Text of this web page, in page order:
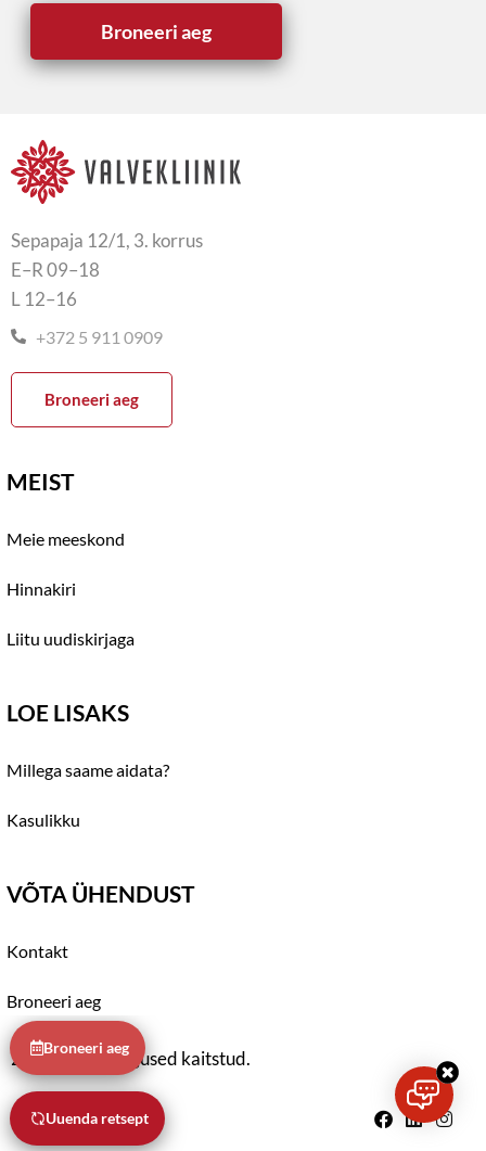
Broneeri aeg
Sepapaja 12/1, 3. korrus
E–R 09–18
L 12–16
+372 5 911 0909
Broneeri aeg
MEIST
Meie meeskond
Hinnakiri
Liitu uudiskirjaga
LOE LISAKS
Millega saame aidata?
Kasulikku
VÕTA ÜHENDUST
Kontakt
Broneeri aeg
2021 © Kõik õigused kaitstud.
Privaatsuspoliitika
Broneeri aeg
Uuenda retsept